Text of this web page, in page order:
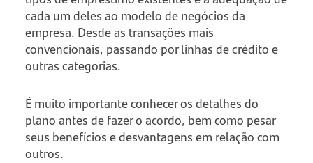
cada um deles ao modelo de negócios da
empresa. Desde as transações mais
convencionais, passando por linhas de crédito e
outras categorias.
É muito importante conhecer os detalhes do
plano antes de fazer o acordo, bem como pesar
seus benefícios e desvantagens em relação com
outros.